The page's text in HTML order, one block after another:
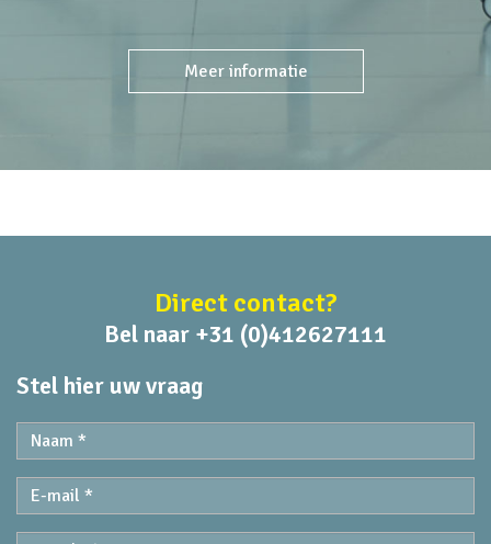
Meer informatie
Direct contact?
Bel naar +31 (0)412627111
Stel hier uw vraag